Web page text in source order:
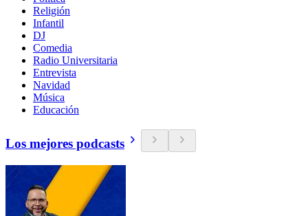
Religión
Infantil
DJ
Comedia
Radio Universitaria
Entrevista
Navidad
Música
Educación
Los mejores podcasts